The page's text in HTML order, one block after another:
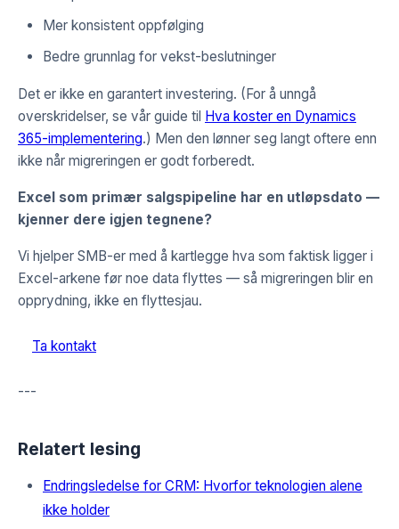
Mer konsistent oppfølging
Bedre grunnlag for vekst-beslutninger
Det er ikke en garantert investering. (For å unngå
overskridelser, se vår guide til Hva koster en Dynamics
365-implementering.) Men den lønner seg langt oftere enn
ikke når migreringen er godt forberedt.
Excel som primær salgspipeline har en utløpsdato —
kjenner dere igjen tegnene?
Vi hjelper SMB-er med å kartlegge hva som faktisk ligger i
Excel-arkene før noe data flyttes — så migreringen blir en
opprydning, ikke en flyttesjau.
Ta kontakt
---
Relatert lesing
Endringsledelse for CRM: Hvorfor teknologien alene
ikke holder